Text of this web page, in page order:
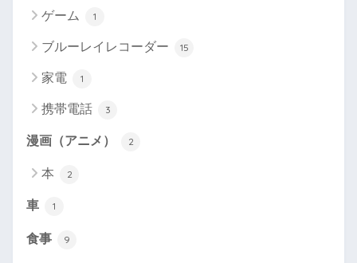
ゲーム 1
ブルーレイレコーダー 15
家電 1
携帯電話 3
漫画（アニメ） 2
本 2
車 1
食事 9